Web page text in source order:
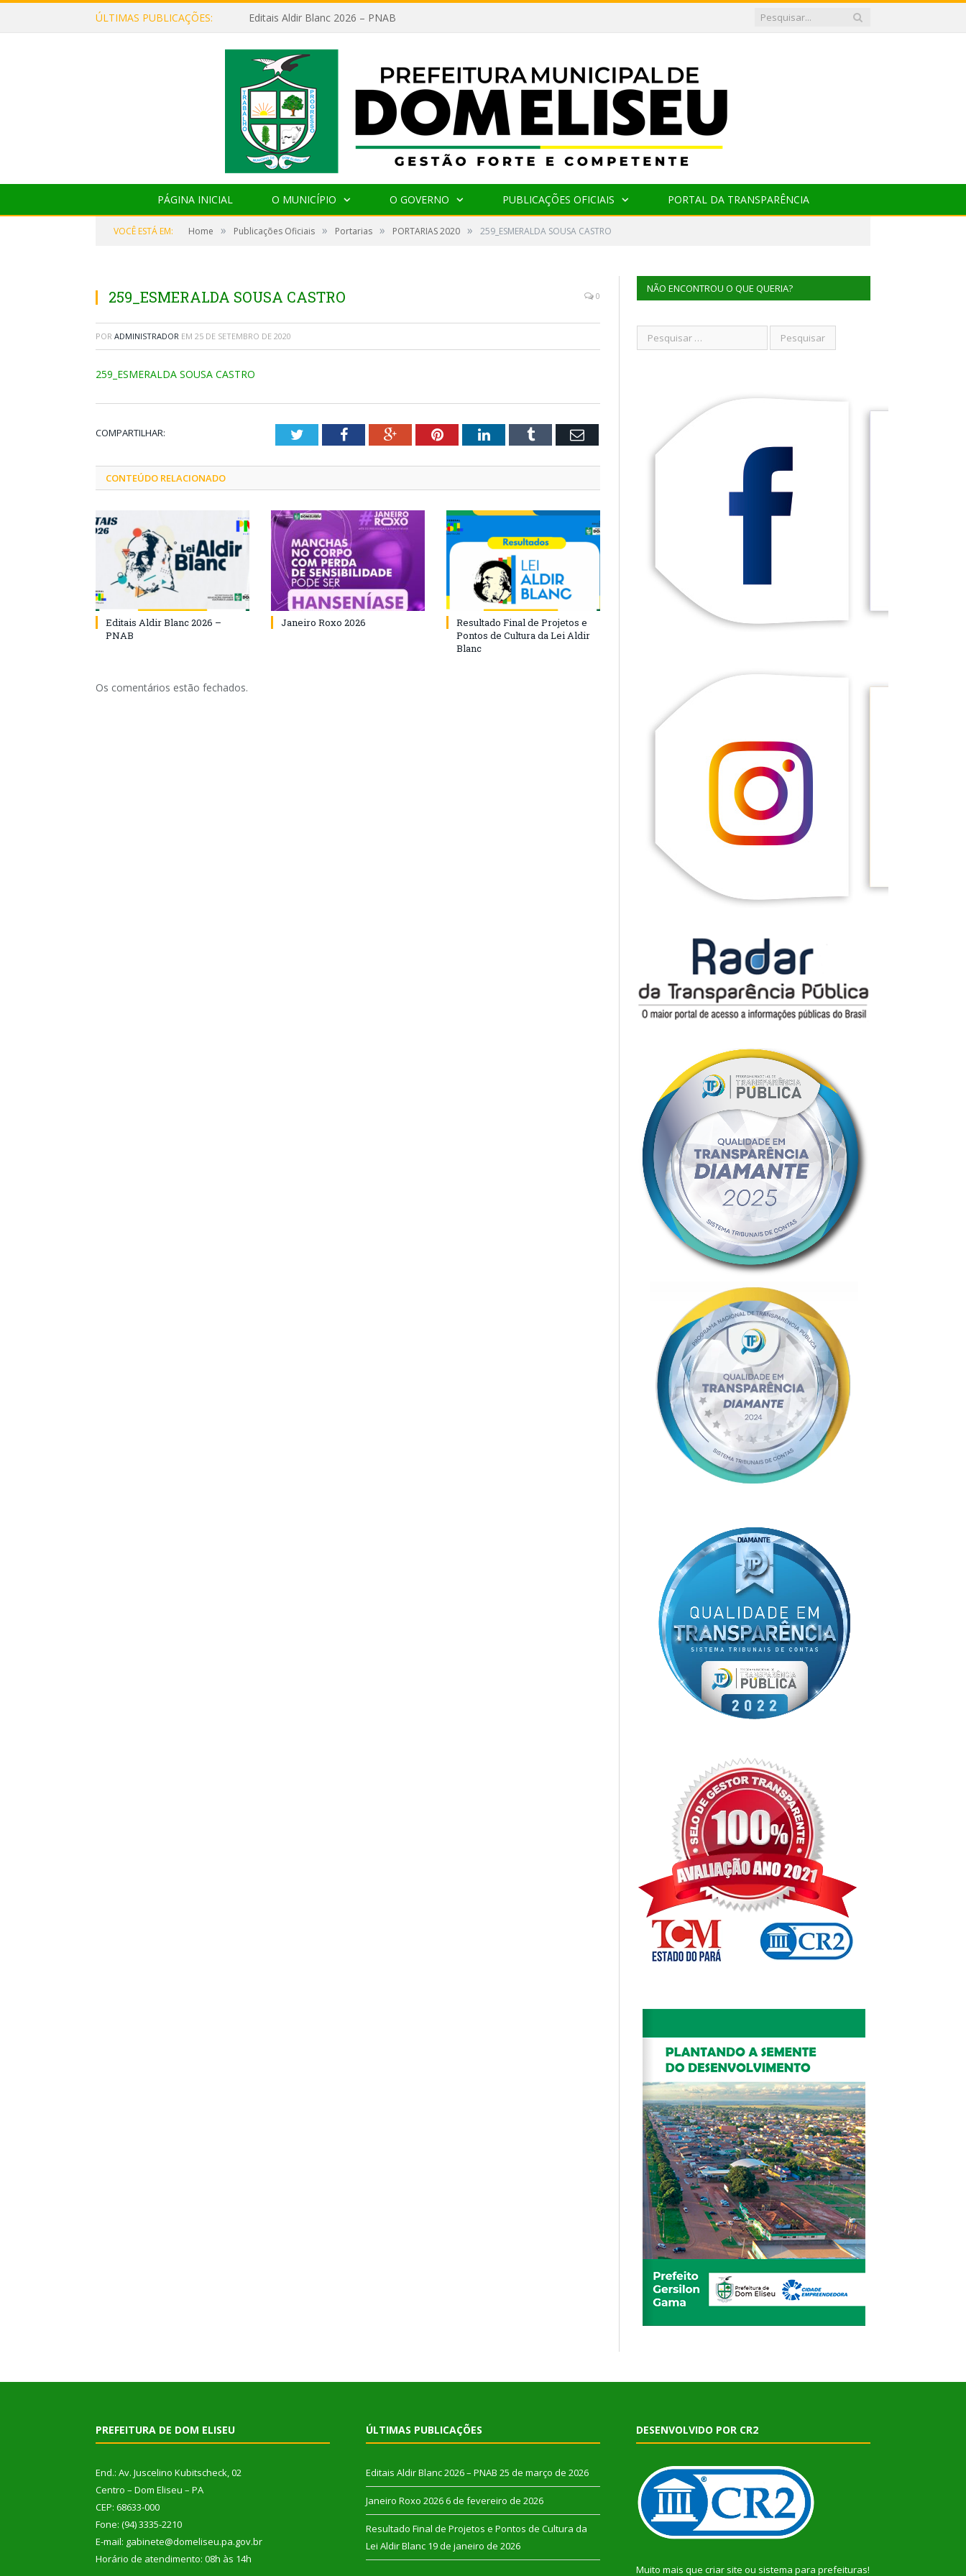
ÚLTIMAS PUBLICAÇÕES: Editais Aldir Blanc 2026 – PNAB
PÁGINA INICIAL O MUNICÍPIO O GOVERNO PUBLICAÇÕES OFICIAIS PORTAL DA TRANSPARÊNCIA
VOCÊ ESTÁ EM: Home » Publicações Oficiais » Portarias » PORTARIAS 2020 » 259_ESMERALDA SOUSA CASTRO
259_ESMERALDA SOUSA CASTRO 0
POR ADMINISTRADOR EM 25 DE SETEMBRO DE 2020
259_ESMERALDA SOUSA CASTRO
COMPARTILHAR: TwitterFacebookGoogle+PinterestLinkedInTumblr Email
CONTEÚDO RELACIONADO
Editais Aldir Blanc 2026 –
PNAB
Janeiro Roxo 2026
Resultado Final de Projetos e
Pontos de Cultura da Lei Aldir
Blanc
Os comentários estão fechados.
NÃO ENCONTROU O QUE QUERIA?
PREFEITURA DE DOM ELISEU
End.: Av. Juscelino Kubitscheck, 02
Centro – Dom Eliseu – PA
CEP: 68633-000
Fone: (94) 3335-2210
E-mail: gabinete@domeliseu.pa.gov.br
Horário de atendimento: 08h às 14h
ÚLTIMAS PUBLICAÇÕES
Editais Aldir Blanc 2026 – PNAB 25 de março de 2026
Janeiro Roxo 2026 6 de fevereiro de 2026
Resultado Final de Projetos e Pontos de Cultura da
Lei Aldir Blanc 19 de janeiro de 2026
DESENVOLVIDO POR CR2
Muito mais que criar site ou sistema para prefeituras!